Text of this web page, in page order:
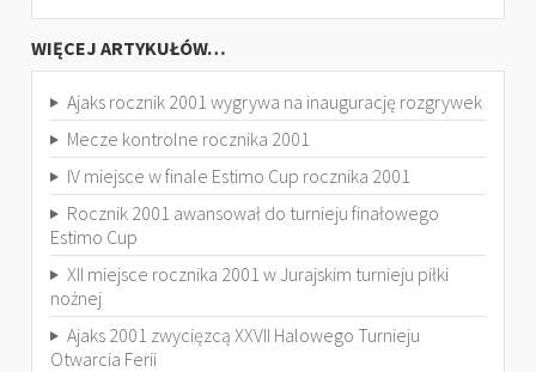
WIĘCEJ ARTYKUŁÓW…
Ajaks rocznik 2001 wygrywa na inaugurację rozgrywek
Mecze kontrolne rocznika 2001
IV miejsce w finale Estimo Cup rocznika 2001
Rocznik 2001 awansował do turnieju finałowego
Estimo Cup
XII miejsce rocznika 2001 w Jurajskim turnieju piłki
nożnej
Ajaks 2001 zwycięzcą XXVII Halowego Turnieju
Otwarcia Ferii